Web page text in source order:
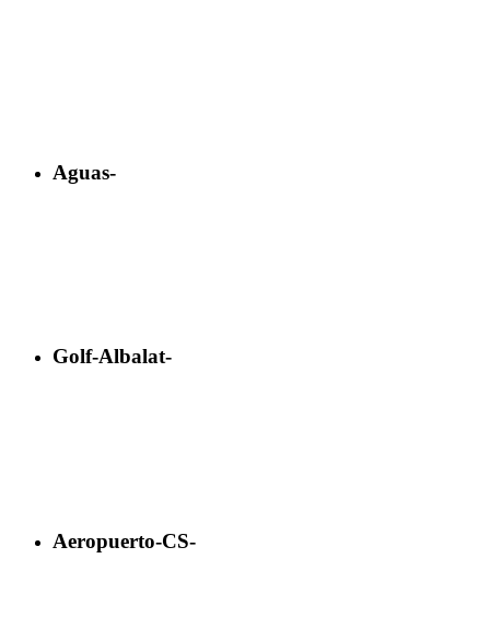
Aguas-
Golf-Albalat-
Aeropuerto-CS-